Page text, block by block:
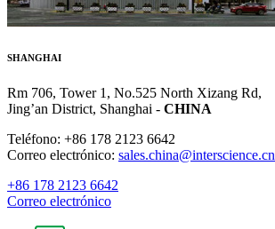
SHANGHAI
Rm 706, Tower 1, No.525 North Xizang Rd,
Jing’an District, Shanghai - CHINA
Teléfono: +86 178 2123 6642
Correo electrónico: sales.china@interscience.cn
+86 178 2123 6642
Correo electrónico